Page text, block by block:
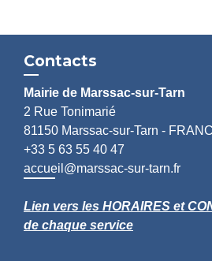
Contacts
Mairie de Marssac-sur-Tarn
2 Rue Tonimarié
81150 Marssac-sur-Tarn -
+33 5 63 55 40 47
accueil@marssac-sur-tarn.fr
Lien vers les HORAIRES et
de chaque service